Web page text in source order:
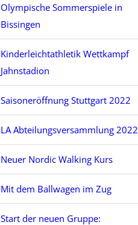
Olympische Sommerspiele in
Bissingen
Kinderleichtathletik Wettkampf
Jahnstadion
Saisoneröffnung Stuttgart 2022
LA Abteilungsversammlung 2022
Neuer Nordic Walking Kurs
Mit dem Ballwagen im Zug
Start der neuen Gruppe: